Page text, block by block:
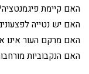
האם קיימת
האם יש נטייה
האם מרקם העור אינו
האם הנקבוביות